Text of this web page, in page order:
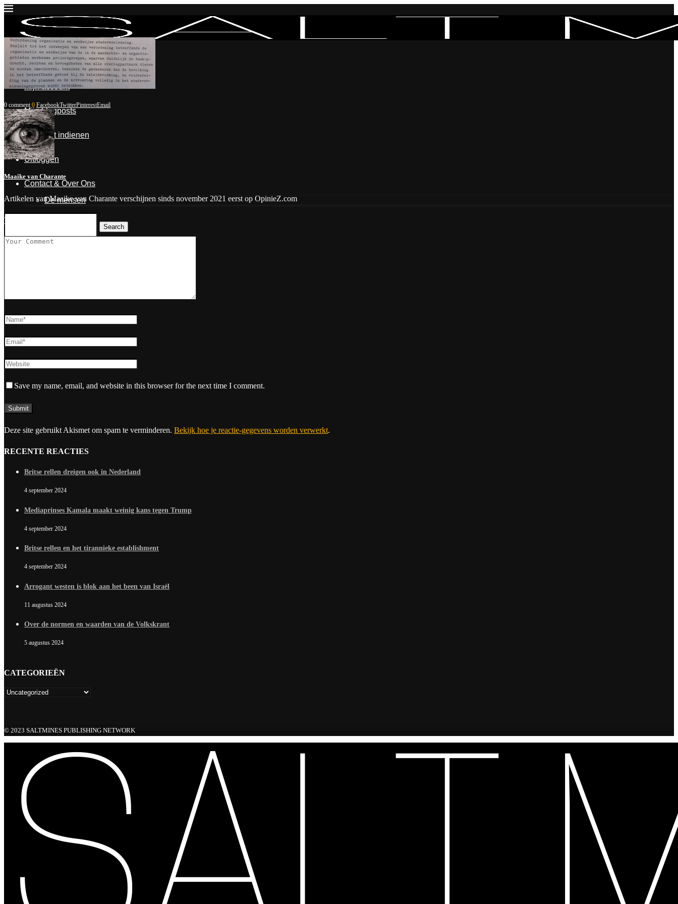
Inloggen
Mijn account
Mijn blogposts
Blogpost indienen
Uitloggen
Contact & Over Ons
De mensen
Search
0 comment 0 FacebookTwitterPinterestEmail
Maaike van Charante
Artikelen van Maaike van Charante verschijnen sinds november 2021 eerst op OpinieZ.com
Leave a Comment
Save my name, email, and website in this browser for the next time I comment.
Deze site gebruikt Akismet om spam te verminderen. Bekijk hoe je reactie-gegevens worden verwerkt.
RECENTE REACTIES
Britse rellen dreigen ook in Nederland
4 september 2024
Mediaprinses Kamala maakt weinig kans tegen Trump
4 september 2024
Britse rellen en het tirannieke establishment
4 september 2024
Arrogant westen is blok aan het been van Israël
11 augustus 2024
Over de normen en waarden van de Volkskrant
5 augustus 2024
CATEGORIEËN
© 2023 SALTMINES PUBLISHING NETWORK